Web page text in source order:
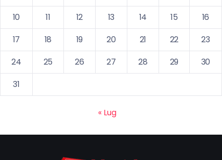
10
11 12 13 14 15
16
17
18 19 20 21 22
23
24
25 26 27 28 29
30
31
« Lug